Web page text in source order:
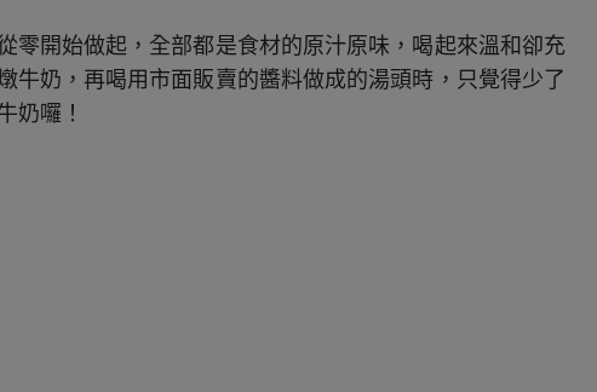
開始做起，全部都是食材的原汁原味，喝起來溫和卻充
奶，再喝用市面販賣的醬料做成的湯頭時，只覺得少了
奶囉！